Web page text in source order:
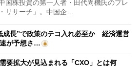
国株投資の第一人者・田代尚機氏のプレ
リサーチ」。中国企…
成長”で政策のテコ入れ必至か 経済運営
が予想さ…
要拡大が見込まれる「CXO」とは何